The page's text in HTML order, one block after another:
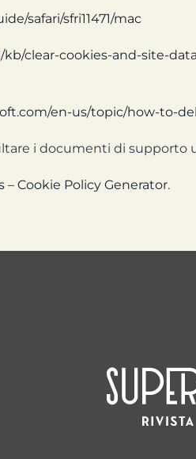
safari/sfri11471/mac
kb/clear-cookies-and-site-
en-us/topic/how-to-
i documenti di supporto
– Cookie Policy Generator.